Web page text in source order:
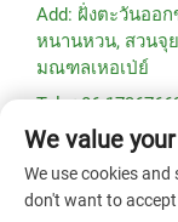
Add: ฝั่งตะวันออ
หนานหวน, สวนจุ
มณฑลเหอเป่ย์
Tel: +86-
อีเมล:[email
We value
We use cookies
don't want to